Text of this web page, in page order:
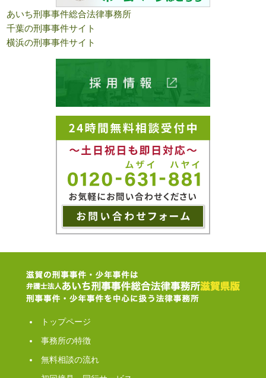
あいち刑事事件総合法律事務所
千葉の刑事事件サイト
横浜の刑事事件サイト
トップページ
事務所の特徴
無料相談の流れ